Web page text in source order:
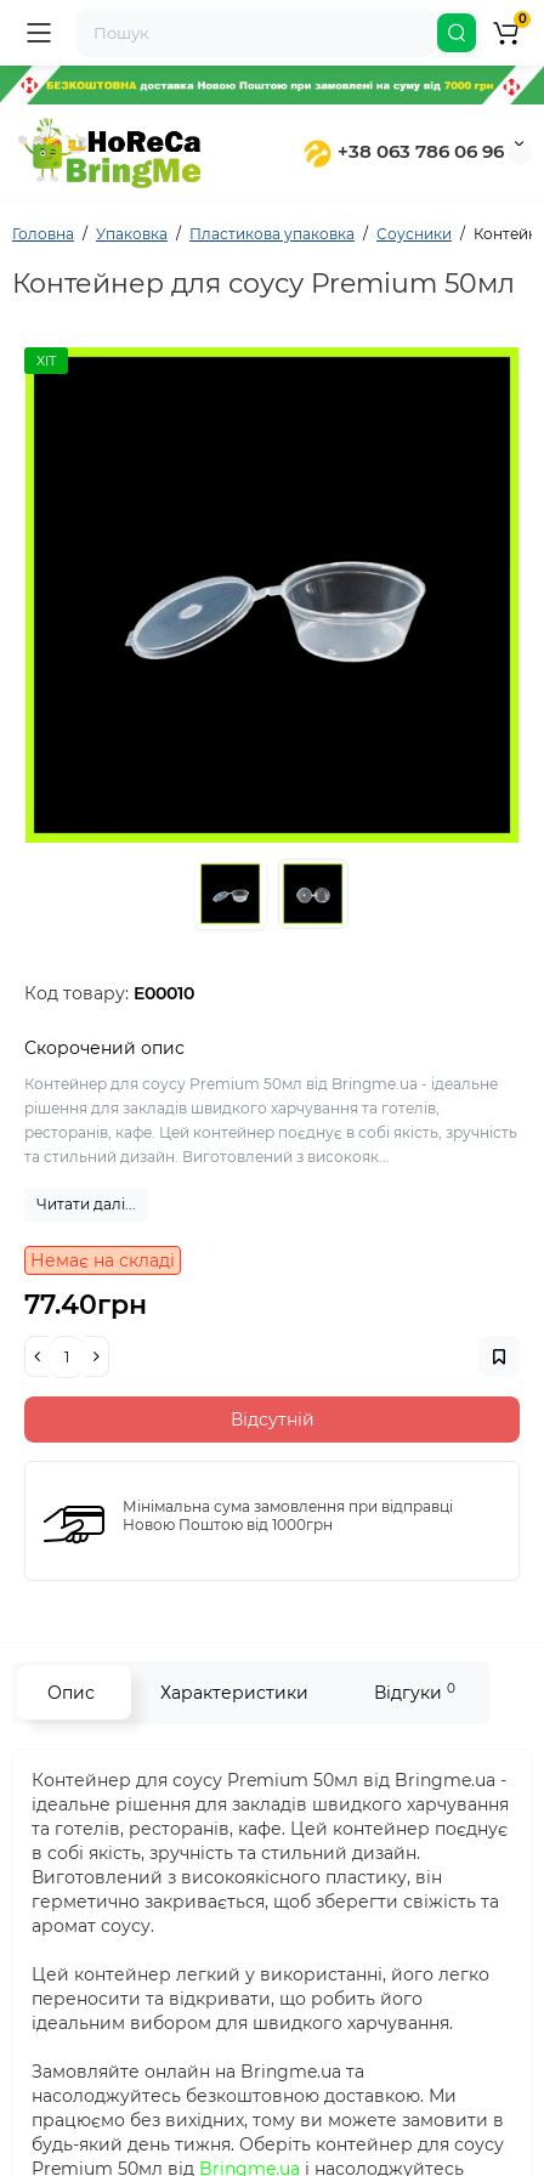
+38 063 786 06 96
0
Головна Упаковка Пластикова упаковка Соусники
Контейнер для соусу Premium 50мл
ХІТ
Код товару: E00010
Скорочений опис
Контейнер для соусу Premium 50мл від Bringme.ua - ідеальне
рішення для закладів швидкого харчування та готелів,
ресторанів, кафе. Цей контейнер поєднує в собі якість, зручність
та стильний дизайн. Виготовлений з високояк...
Читати далі...
Немає на складі
77.40грн
Відсутній
Мінімальна сума замовлення при відправці
Новою Поштою від 1000грн
Опис Характеристики Відгуки 0
Контейнер для соусу Premium 50мл від Bringme.ua -
ідеальне рішення для закладів швидкого харчування
та готелів, ресторанів, кафе. Цей контейнер поєднує
в собі якість, зручність та стильний дизайн.
Виготовлений з високоякісного пластику, він
герметично закривається, щоб зберегти свіжість та
аромат соусу.
Цей контейнер легкий у використанні, його легко
переносити та відкривати, що робить його
ідеальним вибором для швидкого харчування.
Замовляйте онлайн на Bringme.ua та
насолоджуйтесь безкоштовною доставкою. Ми
працюємо без вихідних, тому ви можете замовити в
будь-який день тижня. Оберіть контейнер для соусу
Premium 50мл від Bringme.ua і насолоджуйтесь